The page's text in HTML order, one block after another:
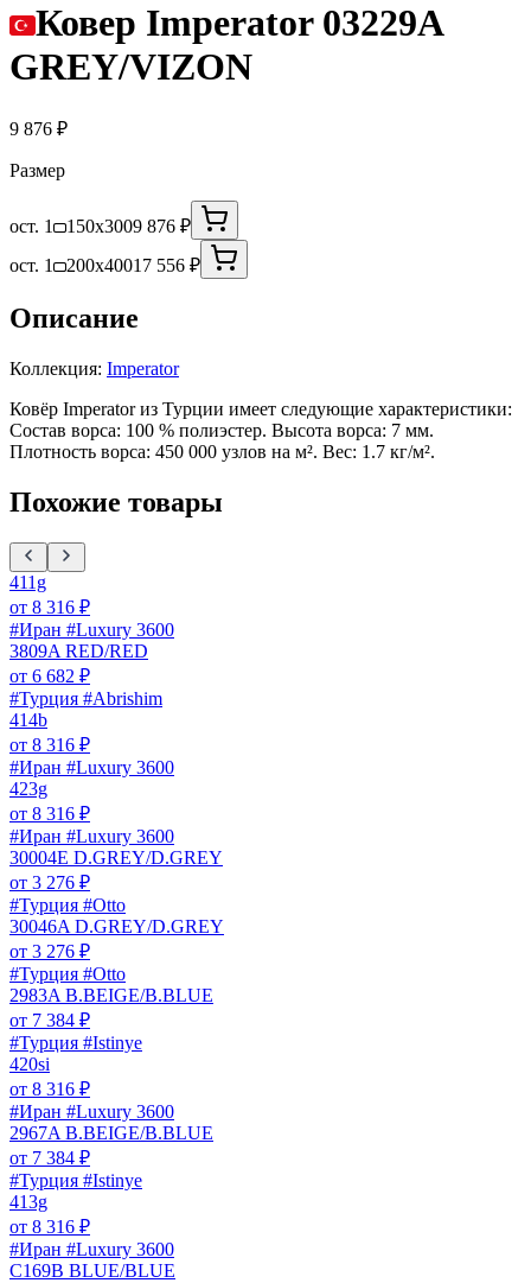
Ковер Imperator 03229A
GREY/VIZON
9 876 ₽
Размер
ост. 1 150x3009 876 ₽
ост. 1
200x40017 556 ₽
Описание
Коллекция: Imperator
Ковёр Imperator из Турции имеет следующие характеристики:
Состав ворса: 100 % полиэстер. Высота ворса: 7 мм.
Плотность ворса: 450 000 узлов на м². Вес: 1.7 кг/м².
Похожие товары
411g
от 8 316 ₽
#Иран #Luxury 3600
3809A RED/RED
от 6 682 ₽
#Турция #Abrishim
414b
от 8 316 ₽
#Иран #Luxury 3600
423g
от 8 316 ₽
#Иран #Luxury 3600
30004E D.GREY/D.GREY
от 3 276 ₽
#Турция #Otto
30046A D.GREY/D.GREY
от 3 276 ₽
#Турция #Otto
2983A B.BEIGE/B.BLUE
от 7 384 ₽
#Турция #Istinye
420si
от 8 316 ₽
#Иран #Luxury 3600
2967A B.BEIGE/B.BLUE
от 7 384 ₽
#Турция #Istinye
413g
от 8 316 ₽
#Иран #Luxury 3600
C169B BLUE/BLUE